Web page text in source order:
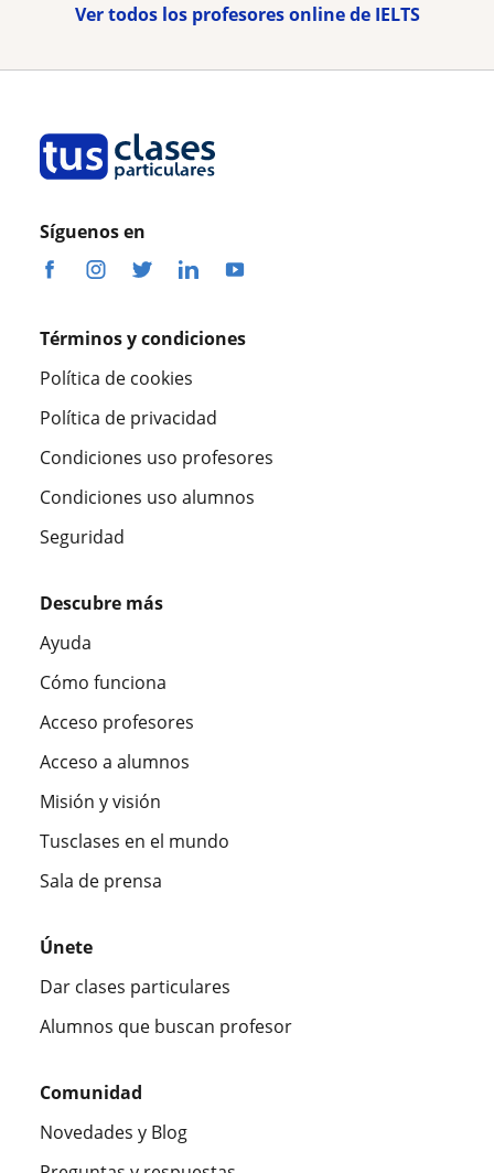
Ver todos los profesores online de IELTS
Síguenos en
Términos y condiciones
Política de cookies
Política de privacidad
Condiciones uso profesores
Condiciones uso alumnos
Seguridad
Descubre más
Ayuda
Cómo funciona
Acceso profesores
Acceso a alumnos
Misión y visión
Tusclases en el mundo
Sala de prensa
Únete
Dar clases particulares
Alumnos que buscan profesor
Comunidad
Novedades y Blog